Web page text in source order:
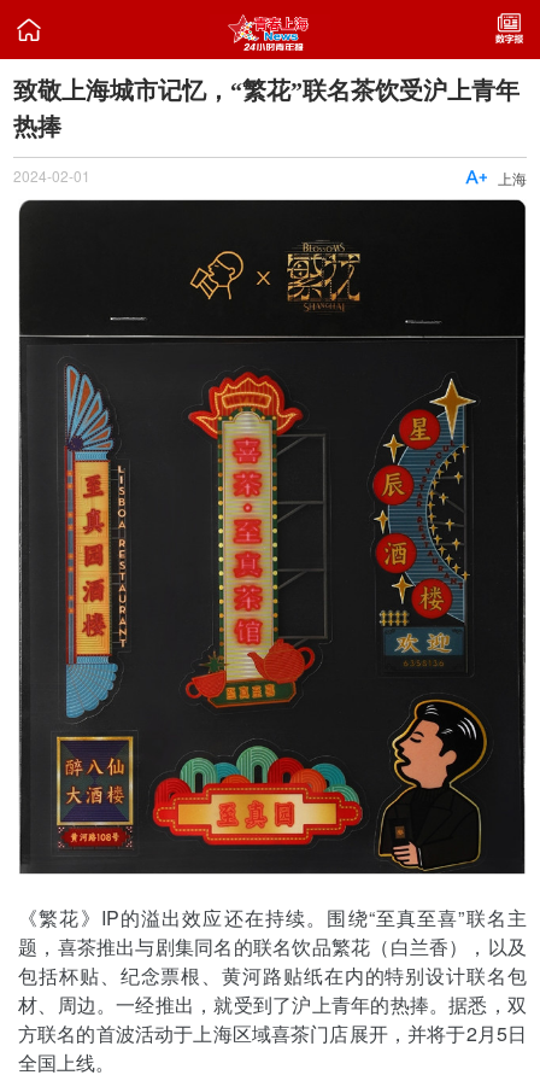

致敬上海城市记忆，“繁花”联名茶饮受沪上青年
热捧
2024-02-01 上海

《繁花》IP的溢出效应还在持续。围绕“至真至喜”联名主
题，喜茶推出与剧集同名的联名饮品繁花（白兰香），以及
包括杯贴、纪念票根、黄河路贴纸在内的特别设计联名包
材、周边。一经推出，就受到了沪上青年的热捧。据悉，双
方联名的首波活动于上海区域喜茶门店展开，并将于2月5日
全国上线。